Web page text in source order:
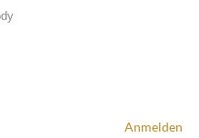
Anmelden